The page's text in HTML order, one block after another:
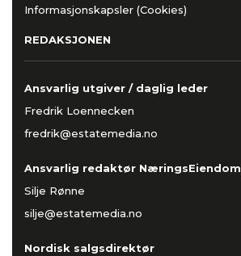
Informasjonskapsler (Cookies)
REDAKSJONEN
Ansvarlig utgiver / daglig leder
Fredrik Loennecken
fredrik@estatemedia.no
Ansvarlig redaktør NæringsEiendom
Silje Rønne
silje@estatemedia.no
Nordisk salgsdirektør